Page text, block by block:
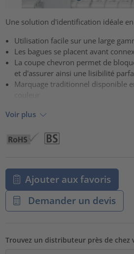
Une solution d'identification idéale
Utilisation facile sur une large
Les bagues se placent avant
La coupe chevron permet de
et d'assurer ainsi une lisibilité
Marquage traditionnel disponible
Voir plus
Ajouter aux favoris
Demander un devis
Trouvez un distributeur près de chez